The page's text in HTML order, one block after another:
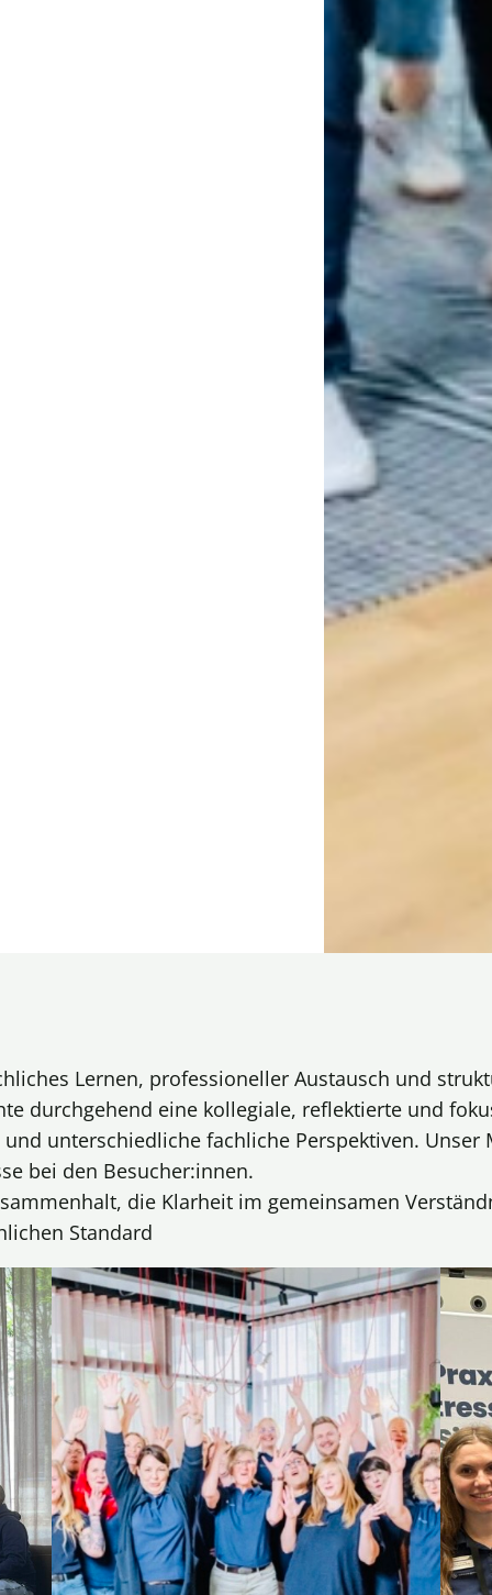
Lernen, professioneller Austausch und
durchgehend eine kollegiale, reflektierte und
unterschiedliche fachliche Perspektiven. Unser
bei den Besucher:innen.
die Klarheit im gemeinsamen
Standard